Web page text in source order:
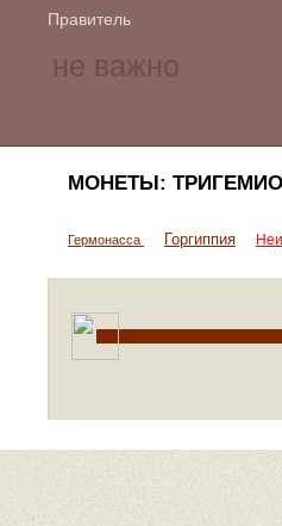
Правитель
МОНЕТЫ:
Гермонасса Горгиппия